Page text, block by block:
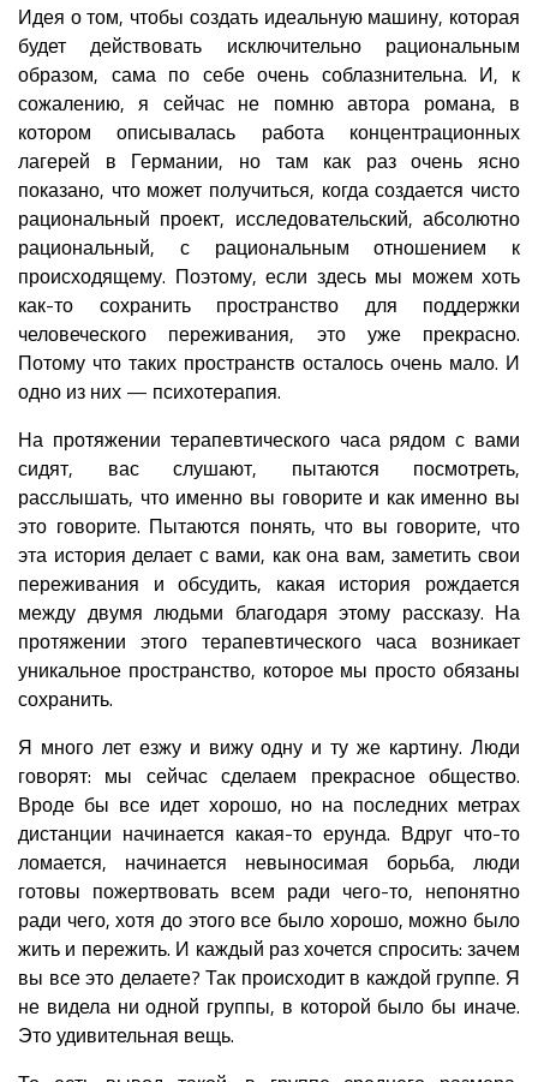
Идея о том, чтобы создать идеальную машину, которая
будет действовать исключительно рациональным
образом, сама по себе очень соблазнительна. И, к
сожалению, я сейчас не помню автора романа, в
котором описывалась работа концентрационных
лагерей в Германии, но там как раз очень ясно
показано, что может получиться, когда создается чисто
рациональный проект, исследовательский, абсолютно
рациональный, с рациональным отношением к
происходящему. Поэтому, если здесь мы можем хоть
как-то сохранить пространство для поддержки
человеческого переживания, это уже прекрасно.
Потому что таких пространств осталось очень мало. И
одно из них — психотерапия.
На протяжении терапевтического часа рядом с вами
сидят, вас слушают, пытаются посмотреть,
расслышать, что именно вы говорите и как именно вы
это говорите. Пытаются понять, что вы говорите, что
эта история делает с вами, как она вам, заметить свои
переживания и обсудить, какая история рождается
между двумя людьми благодаря этому рассказу. На
протяжении этого терапевтического часа возникает
уникальное пространство, которое мы просто обязаны
сохранить.
Я много лет езжу и вижу одну и ту же картину. Люди
говорят: мы сейчас сделаем прекрасное общество.
Вроде бы все идет хорошо, но на последних метрах
дистанции начинается какая-то ерунда. Вдруг что-то
ломается, начинается невыносимая борьба, люди
готовы пожертвовать всем ради чего-то, непонятно
ради чего, хотя до этого все было хорошо, можно было
жить и пережить. И каждый раз хочется спросить: зачем
вы все это делаете? Так происходит в каждой группе. Я
не видела ни одной группы, в которой было бы иначе.
Это удивительная вещь.